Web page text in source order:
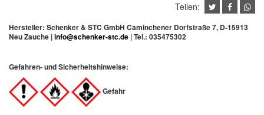
Teilen:
Hersteller: Schenker & STC GmbH Caminchener Dorfstraße 7, D-15913
Neu Zauche |info@schenker-stc.de | Tel.: 035475302
Gefahren- und Sicherheitshinweise:
Gefahr